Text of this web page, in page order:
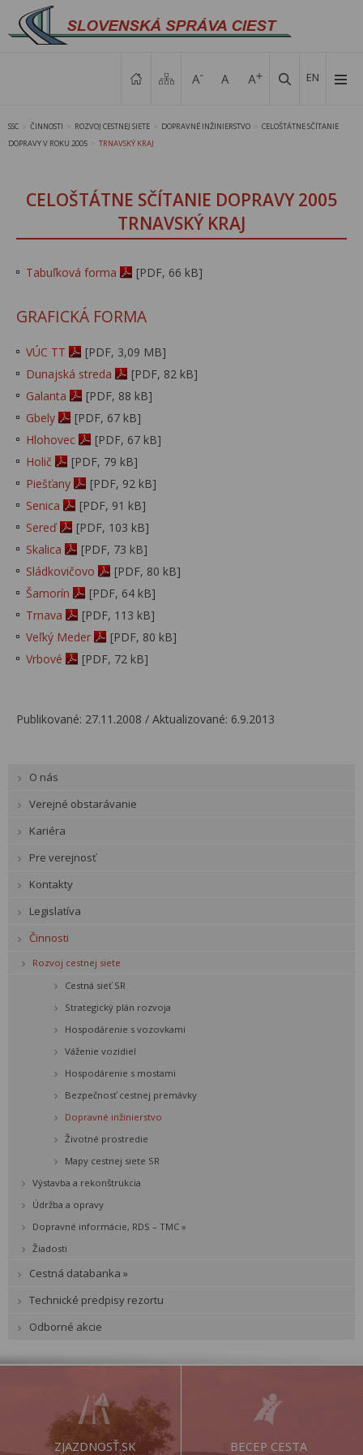
EN
SSC ČINNOSTI ROZVOJ CESTNEJ SIETE DOPRAVNÉ INŽINIERSTVO
CELOŠTÁTNE SČÍTANIE
DOPRAVY V ROKU 2005
TRNAVSKÝ KRAJ
CELOŠTÁTNE SČÍTANIE DOPRAVY 2005
TRNAVSKÝ KRAJ
Tabuľková forma [PDF, 66 kB]
GRAFICKÁ FORMA
VÚC TT
[PDF, 3,09 MB]
Dunajská streda
[PDF, 82 kB]
Galanta
[PDF, 88 kB]
Gbely
[PDF, 67 kB]
Hlohovec
[PDF, 67 kB]
Holič
[PDF, 79 kB]
Piešťany
[PDF, 92 kB]
Senica
[PDF, 91 kB]
Sereď
[PDF, 103 kB]
Skalica
[PDF, 73 kB]
Sládkovičovo
[PDF, 80 kB]
Šamorín
[PDF, 64 kB]
Trnava
[PDF, 113 kB]
Veľký Meder
[PDF, 80 kB]
Vrbové
[PDF, 72 kB]
Publikované: 27.11.2008 / Aktualizované: 6.9.2013
O nás
Verejné obstarávanie
Kariéra
Pre verejnosť
Kontakty
Legislatíva
Činnosti
Rozvoj cestnej siete
Cestná sieť SR
Strategický plán rozvoja
Hospodárenie s vozovkami
Váženie vozidiel
Hospodárenie s mostami
Bezpečnosť cestnej premávky
Dopravné inžinierstvo
Životné prostredie
Mapy cestnej siete SR
Výstavba a rekonštrukcia
Údržba a opravy
Dopravné informácie, RDS – TMC »
Žiadosti
Cestná databanka »
Technické predpisy rezortu
Odborné akcie
ZJAZDNOSŤ.SK
BECEP CESTA